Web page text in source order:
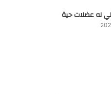
له عضلات حية